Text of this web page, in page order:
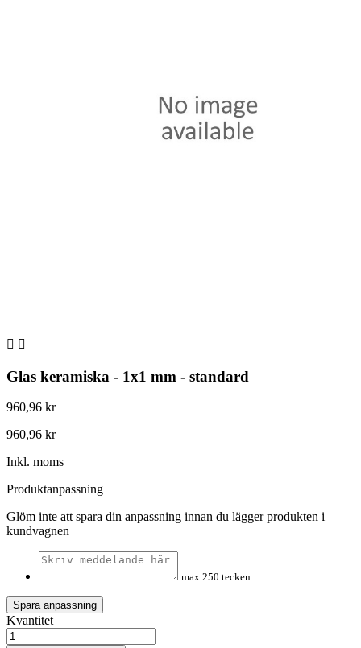
 
Glas keramiska - 1x1 mm - standard
960,96 kr
960,96 kr
Inkl. moms
Produktanpassning
Glöm inte att spara din anpassning innan du lägger produkten i
kundvagnen
max 250 tecken
Spara anpassning
Kvantitet